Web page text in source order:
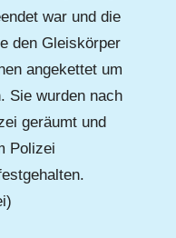
war und die
den Gleiskörper
angekettet um
Sie wurden nach
geräumt und
Polizei